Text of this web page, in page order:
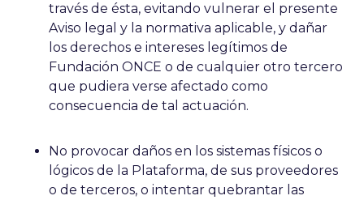
través de ésta, evitando vulnerar el presente
Aviso legal y la normativa aplicable, y dañar
los derechos e intereses legítimos de
Fundación ONCE o de cualquier otro tercero
que pudiera verse afectado como
consecuencia de tal actuación.
No provocar daños en los sistemas físicos o
lógicos de la Plataforma, de sus proveedores
o de terceros, o intentar quebrantar las